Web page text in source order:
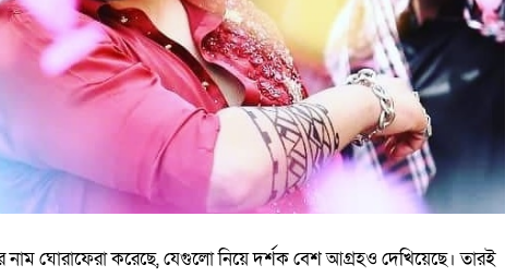
ঘোরাফেরা করেছে, যেগুলো নিয়ে দর্শক বেশ আগ্রহও দেখিয়েছে। তারই